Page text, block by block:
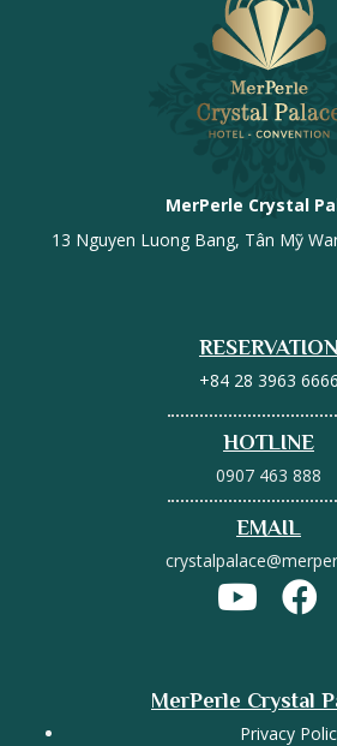
MerPerle Crystal
13 Nguyen Luong Bang, Tân Mỹ
RESERVATION
+84 28 3963 6666
HOTLINE
0907 463 888
EMAIL
MerPerle Crystal
Privacy